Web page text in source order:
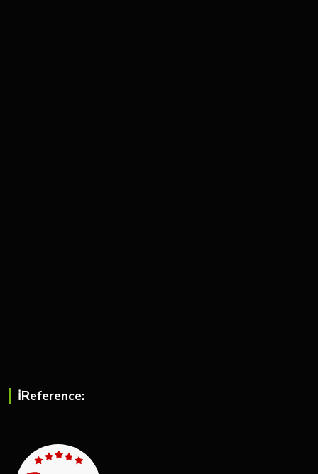
ℹ︎Reference: